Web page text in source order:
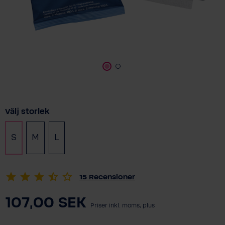
Välj
Välj storlek
S M L
15 Recensioner
107,00 SEK Priser inkl. moms, plus